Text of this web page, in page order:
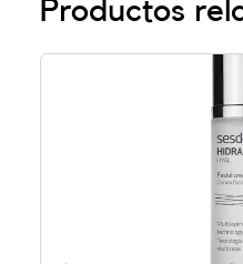
Productos